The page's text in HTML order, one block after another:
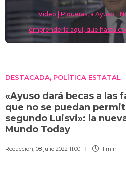
Vídeo | Piqueras, a Ayuso:
emprenderla aquí, que hasta
DESTACADA, POLÍTICA ESTATAL
«Ayuso dará becas a las
que no se puedan
segundo Luisvi»: la
Mundo Today
Redaccion 08 julio 2022 11:00 1 min